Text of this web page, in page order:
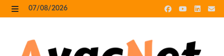
Skip
to
07/08/2026